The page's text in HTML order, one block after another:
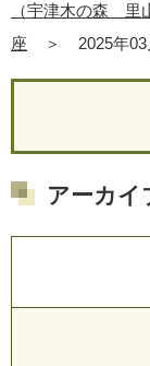
（宇津木の森 里
座
＞ 2025年03
アーカイ